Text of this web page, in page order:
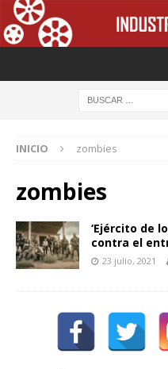
INICIO zombies
zombies
‘Ejército de
contra el
23 julio, 2021